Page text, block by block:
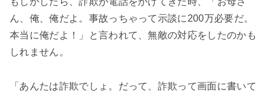
ん、俺、俺だよ。事故っちゃって示談に200万必要だ。
本当に俺だよ！」と言われて、無敵の対応をしたのかも
しれません。
「あんたは詐欺でしょ。だって、詐欺って画面に書いて